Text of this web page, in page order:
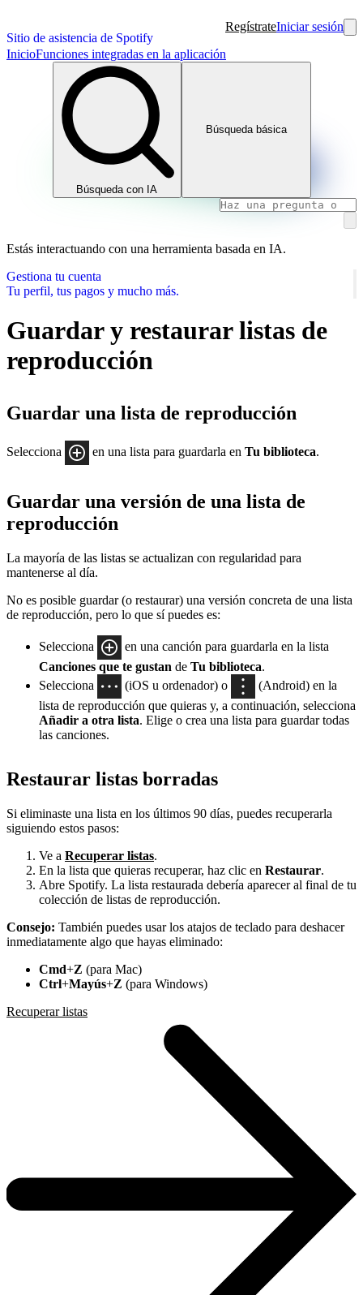
Sitio de asistencia de Spotify
RegístrateIniciar sesión
InicioFunciones integradas en la aplicación
Búsqueda con IA
Búsqueda básica
Estás interactuando con una herramienta basada en IA.
Gestiona tu cuenta
Tu perfil, tus pagos y mucho más.
Guardar y restaurar listas de
reproducción
Guardar una lista de reproducción
Selecciona en una lista para guardarla en Tu biblioteca.
Guardar una versión de una lista de
reproducción
La mayoría de las listas se actualizan con regularidad para
mantenerse al día.
No es posible guardar (o restaurar) una versión concreta de una lista
de reproducción, pero lo que sí puedes es:
Selecciona
en una canción para guardarla en la lista
Canciones que te gustan de Tu biblioteca.
Selecciona
(iOS u ordenador) o
(Android) en la
lista de reproducción que quieras y, a continuación, selecciona
Añadir a otra lista. Elige o crea una lista para guardar todas
las canciones.
Restaurar listas borradas
Si eliminaste una lista en los últimos 90 días, puedes recuperarla
siguiendo estos pasos:
Ve a Recuperar listas.
En la lista que quieras recuperar, haz clic en Restaurar.
Abre Spotify. La lista restaurada debería aparecer al final de tu
colección de listas de reproducción.
Consejo: También puedes usar los atajos de teclado para deshacer
inmediatamente algo que hayas eliminado:
Cmd+Z (para Mac)
Ctrl+Mayús+Z (para Windows)
Recuperar listas